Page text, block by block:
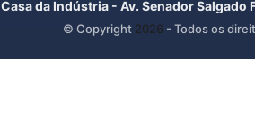
Casa da Indústria - Av. Senador
© Copyright 2026 - Todos os